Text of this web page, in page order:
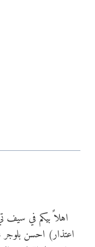
اهلاً بيكم في سيف